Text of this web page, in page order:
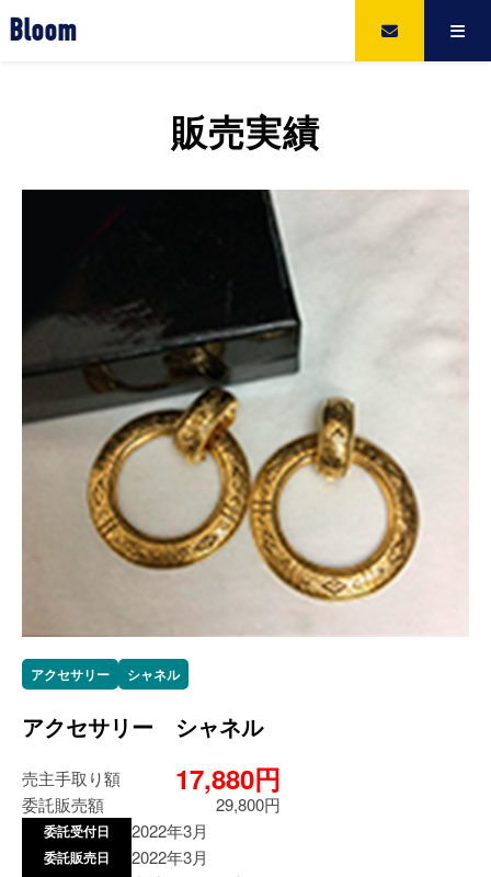
Bloom
販売実績
アクセサリー シャネル
アクセサリー シャネル
売主手取り額 17,880円
委託販売額 29,800円
委託受付日 2022年3月
委託販売日 2022年3月